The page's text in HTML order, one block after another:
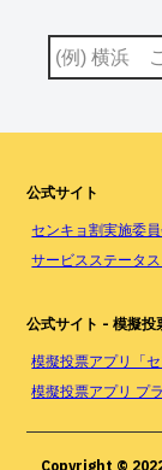
公式サイト
センキョ割実施委
サービスステータス
公式サイト - 模擬投
模擬投票アプリ「セ
模擬投票アプリ プ
Copyright ©